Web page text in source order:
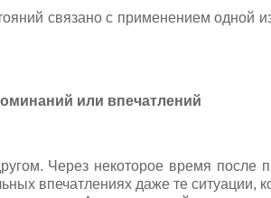
связано с применением одной
или впечатлений
Через некоторое время после
впечатлениях даже те ситуации,